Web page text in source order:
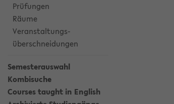
Prüfungen
Räume
Veranstaltungs-
überschneidungen
Semesterauswahl
Kombisuche
Courses taught in English